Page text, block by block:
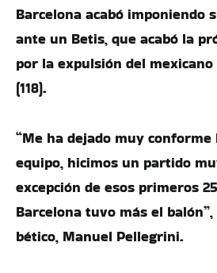
Barcelona acabó imponiendo
ante un Betis, que acabó la
por la expulsión del
(118).
“Me ha dejado muy conforme
equipo, hicimos un partido
excepción de esos primeros
Barcelona tuvo más el
bético, Manuel Pellegrini.